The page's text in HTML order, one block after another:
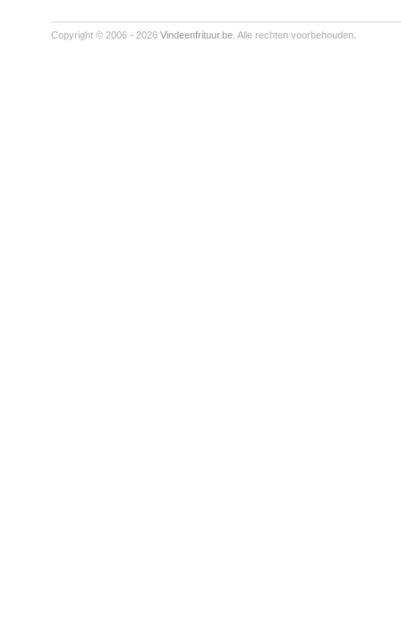
Copyright © 2006 - 2026 Vindeenfrituur.be . Alle rechten voorbehouden.